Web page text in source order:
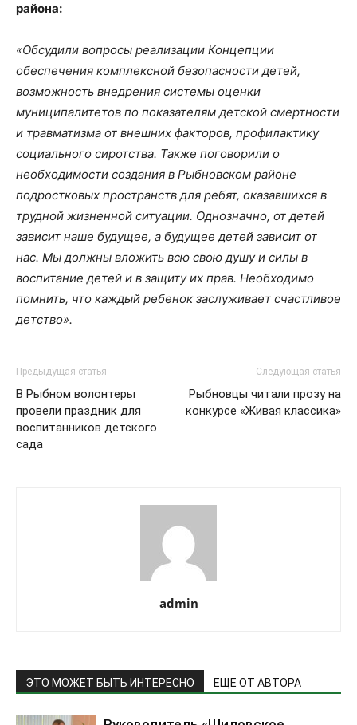
района:
«Обсудили вопросы реализации Концепции
обеспечения комплексной безопасности детей,
возможность внедрения системы оценки
муниципалитетов по показателям детской смертности
и травматизма от внешних факторов, профилактику
социального сиротства. Также поговорили о
необходимости создания в Рыбновском районе
подростковых пространств для ребят, оказавшихся в
трудной жизненной ситуации. Однозначно, от детей
зависит наше будущее, а будущее детей зависит от
нас. Мы должны вложить всю свою душу и силы в
воспитание детей и в защиту их прав. Необходимо
помнить, что каждый ребенок заслуживает счастливое
детство».
Предыдущая статья
В Рыбном волонтеры
провели праздник для
воспитанников детского
сада
Следующая статья
Рыбновцы читали прозу на
конкурсе «Живая классика»
admin
ЭТО МОЖЕТ БЫТЬ ИНТЕРЕСНО ЕЩЕ ОТ АВТОРА